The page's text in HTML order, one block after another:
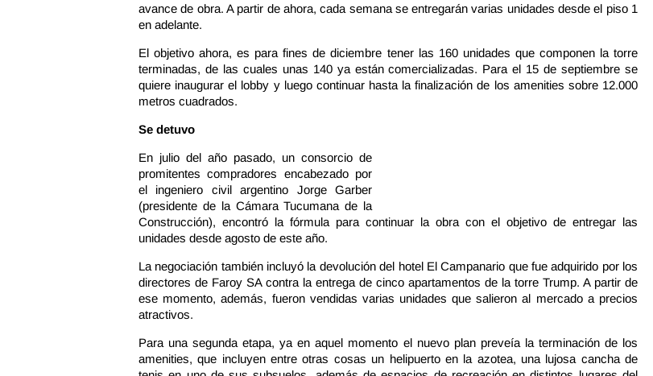
avance de obra. A partir de ahora, cada semana se entregarán varias unidades desde el piso 1
en adelante.
El objetivo ahora, es para fines de diciembre tener las 160 unidades que componen la torre
terminadas, de las cuales unas 140 ya están comercializadas. Para el 15 de septiembre se
quiere inaugurar el lobby y luego continuar hasta la finalización de los amenities sobre 12.000
metros cuadrados.
Se detuvo
En julio del año pasado, un consorcio de
promitentes compradores encabezado por
el ingeniero civil argentino Jorge Garber
(presidente de la Cámara Tucumana de la
Construcción), encontró la fórmula para continuar la obra con el objetivo de entregar las
unidades desde agosto de este año.
La negociación también incluyó la devolución del hotel El Campanario que fue adquirido por los
directores de Faroy SA contra la entrega de cinco apartamentos de la torre Trump. A partir de
ese momento, además, fueron vendidas varias unidades que salieron al mercado a precios
atractivos.
Para una segunda etapa, ya en aquel momento el nuevo plan preveía la terminación de los
amenities, que incluyen entre otras cosas un helipuerto en la azotea, una lujosa cancha de